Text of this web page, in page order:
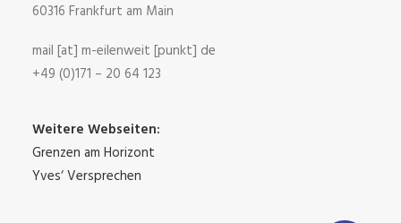
60316 Frankfurt am Main
mail [at] m-eilenweit [punkt] de
+49 (0)171 – 20 64 123
Weitere Webseiten:
Grenzen am Horizont
Yves‘ Versprechen